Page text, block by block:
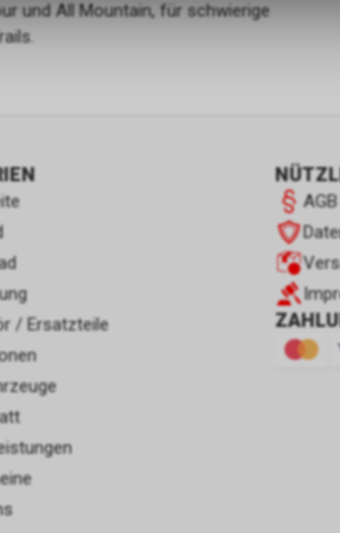
und All Mountain, für schwierige
/ Ersatzteile
AGB